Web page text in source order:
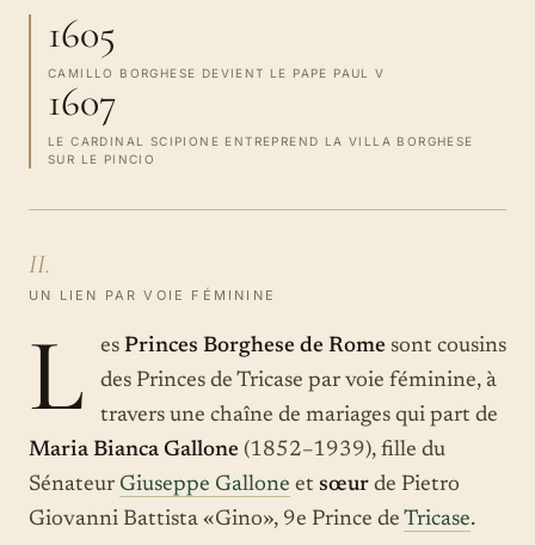
1605
CAMILLO BORGHESE DEVIENT LE PAPE PAUL V
1607
LE CARDINAL SCIPIONE ENTREPREND LA VILLA BORGHESE
SUR LE PINCIO
II.
UN LIEN PAR VOIE FÉMININE
L es Princes Borghese de Rome sont cousins
des Princes de Tricase par voie féminine, à
travers une chaîne de mariages qui part de
Maria Bianca Gallone (1852–1939), fille du
Sénateur Giuseppe Gallone et sœur de Pietro
Giovanni Battista «Gino», 9e Prince de Tricase.